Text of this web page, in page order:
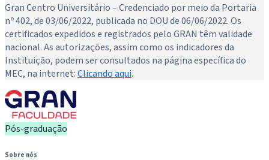
Gran Centro Universitário – Credenciado por meio da Portaria
nº 402, de 03/06/2022, publicada no DOU de 06/06/2022. Os
certificados expedidos e registrados pelo GRAN têm validade
nacional. As autorizações, assim como os indicadores da
Instituição, podem ser consultados na página específica do
MEC, na internet:Clicando aqui.
Pós-graduação
Sobre nós